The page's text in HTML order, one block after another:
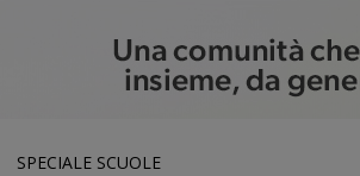
SPECIALE SCUOLE